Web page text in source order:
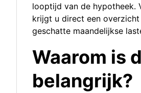
looptijd van de hypotheek.
krijgt u direct een
geschatte maandelijkse
Waarom is
belangrijk?